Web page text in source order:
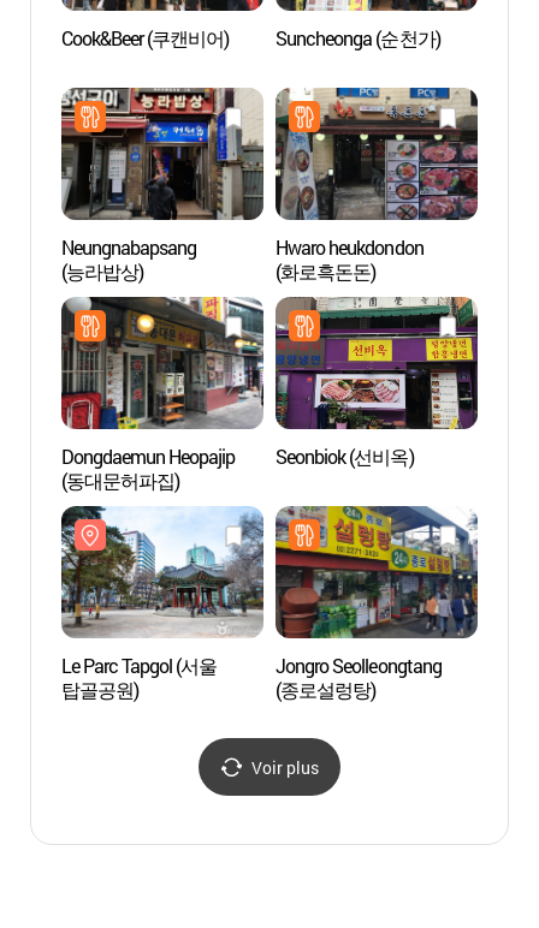
Cook&Beer (쿠캔비어) Suncheonga (순천가)
Neungnabapsang
(능라밥상)
Hwaro heukdondon
(화로흑돈돈)
Dongdaemun Heopajip
(동대문허파집)
Seonbiok (선비옥)
Le Parc Tapgol (서울
탑골공원)
Jongro Seolleongtang
(종로설렁탕)
Voir plus